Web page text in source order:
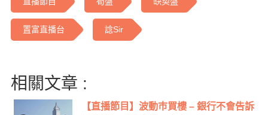
置富直播台 諗Sir
相關文章 :
【直播節目】波動巿買樓 – 銀行不會告訴